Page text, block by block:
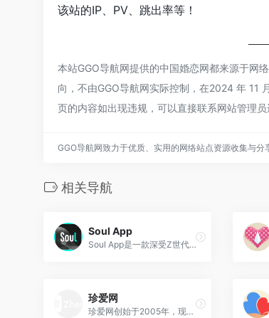
该站的IP、PV、跳出率等！
本站GGO导航网提供的中国婚恋网都来源于网
向，不由GGO导航网实际控制，在2024 年 11
页的内容如出现违规，可以直接联系网站管理
GGO导航网致力于优质、实用的网络站点资源收集与分
相关导航
Soul App
Soul App是一款深受Z世代喜爱的兴趣社交软件
珍爱网
珍爱网创始于2005年，现拥有海量单身男女征婚交友相亲信息。